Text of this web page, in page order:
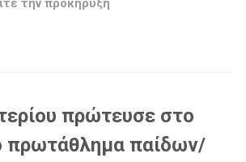
την προκήρυξη
πρώτευσε στο
πρωτάθλημα παίδων/